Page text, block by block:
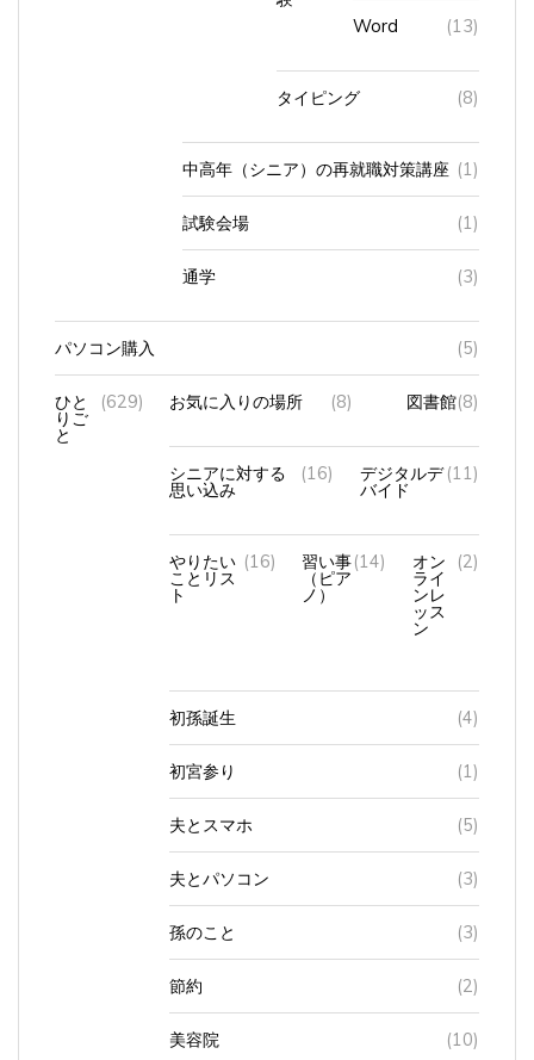
Word (13)
タイピング (8)
中高年（シニア）の再就職対策講座 (1)
試験会場 (1)
通学 (3)
パソコン購入 (5)
ひと
りご
と
(629) お気に入りの場所 (8) 図書館(8)
シニアに対する
思い込み
(16) デジタルデ
バイド
(11)
やりたい
ことリス
ト
(16) 習い事
（ピア
ノ）
(14) オン
ライ
ンレ
ッス
ン
(2)
初孫誕生 (4)
初宮参り (1)
夫とスマホ (5)
夫とパソコン (3)
孫のこと (3)
節約 (2)
美容院 (10)